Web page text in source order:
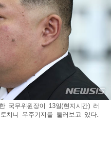
국무위원장이 13일(현지시간) 러
치니 우주기지를 둘러보고 있다.